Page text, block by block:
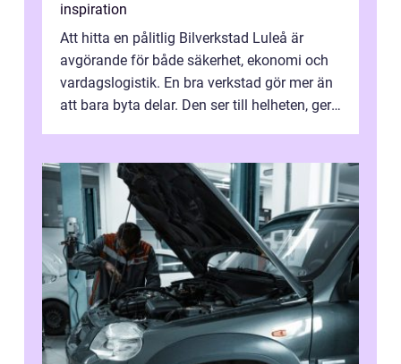
inspiration
Att hitta en pålitlig Bilverkstad Luleå är
avgörande för både säkerhet, ekonomi och
vardagslogistik. En bra verkstad gör mer än
att bara byta delar. Den ser till helheten, ger